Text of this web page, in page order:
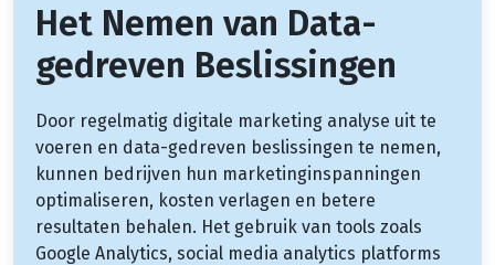
Het Nemen van Data-
gedreven Beslissingen
Door regelmatig digitale marketing analyse uit te
voeren en data-gedreven beslissingen te nemen,
kunnen bedrijven hun marketinginspanningen
optimaliseren, kosten verlagen en betere
resultaten behalen. Het gebruik van tools zoals
Google Analytics, social media analytics platforms